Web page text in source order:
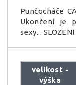
Punčocháče
Ukončení je
sexy...
velikost -
výška